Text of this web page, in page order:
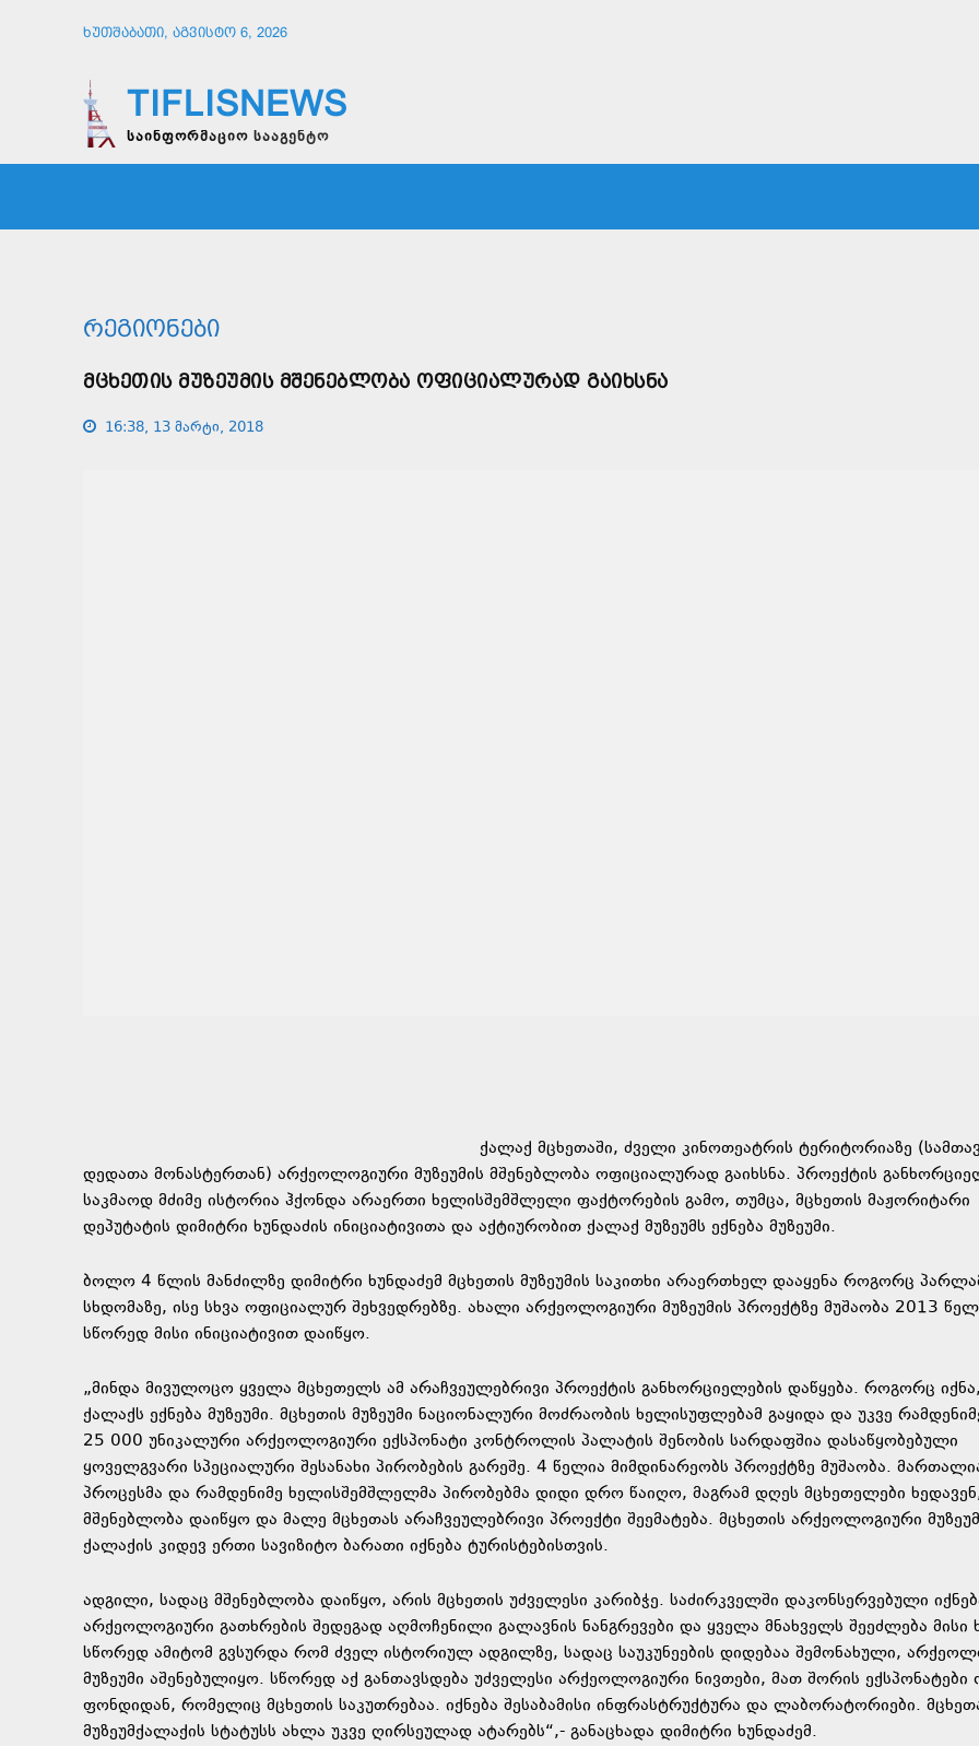
ᲮᲣᲗᲨᲐᲑᲐᲗᲘ, ᲐᲒᲕᲘᲡᲢᲝ 6, 2026
TIFLISNEWS
საინფორმაციო სააგენტო
ᲠᲔᲒᲘᲝᲜᲔᲑᲘ
ᲛᲪᲮᲔᲗᲘᲡ ᲛᲣᲖᲔᲣᲛᲘᲡ ᲛᲨᲔᲜᲔᲑᲚᲝᲑᲐ ᲝᲤᲘᲪᲘᲐᲚᲣᲠᲐᲓ ᲒᲐᲘᲮᲡᲜᲐ
16:38, 13 მარტი, 2018
ქალაქ მცხეთაში, ძველი კინოთეატრის ტერიტორიაზე
დედათა მონასტერთან) არქეოლოგიური მუზეუმის მშენებლობა ოფიციალურად გაიხსნა. პროექტის
საკმაოდ მძიმე ისტორია ჰქონდა არაერთი ხელისშემშლელი ფაქტორების გამო, თუმცა, მცხეთის მაჟორიტარი
დეპუტატის დიმიტრი ხუნდაძის ინიციატივითა და აქტიურობით ქალაქ მუზეუმს ექნება მუზეუმი.
ბოლო 4 წლის მანძილზე დიმიტრი ხუნდაძემ მცხეთის მუზეუმის საკითხი არაერთხელ დააყენა როგორც
სხდომაზე, ისე სხვა ოფიციალურ შეხვედრებზე. ახალი არქეოლოგიური მუზეუმის პროექტზე მუშაობა 2013
სწორედ მისი ინიციატივით დაიწყო.
„მინდა მივულოცო ყველა მცხეთელს ამ არაჩვეულებრივი პროექტის განხორციელების დაწყება. როგორც იქნა,
ქალაქს ექნება მუზეუმი. მცხეთის მუზეუმი ნაციონალური მოძრაობის ხელისუფლებამ გაყიდა და უკვე
25 000 უნიკალური არქეოლოგიური ექსპონატი კონტროლის პალატის შენობის სარდაფშია დასაწყობებული
ყოველგვარი სპეციალური შესანახი პირობების გარეშე. 4 წელია მიმდინარეობს პროექტზე მუშაობა.
პროცესმა და რამდენიმე ხელისშემშლელმა პირობებმა დიდი დრო წაიღო, მაგრამ დღეს მცხეთელები
მშენებლობა დაიწყო და მალე მცხეთას არაჩვეულებრივი პროექტი შეემატება. მცხეთის არქეოლოგიური
ქალაქის კიდევ ერთი სავიზიტო ბარათი იქნება ტურისტებისთვის.
ადგილი, სადაც მშენებლობა დაიწყო, არის მცხეთის უძველესი კარიბჭე. საძირკველში დაკონსერვებული
არქეოლოგიური გათხრების შედეგად აღმოჩენილი გალავნის ნანგრევები და ყველა მნახველს შეეძლება მისი
სწორედ ამიტომ გვსურდა რომ ძველ ისტორიულ ადგილზე, სადაც საუკუნეების დიდებაა შემონახული,
მუზეუმი აშენებულიყო. სწორედ აქ განთავსდება უძველესი არქეოლოგიური ნივთები, მათ შორის
ფონდიდან, რომელიც მცხეთის საკუთრებაა. იქნება შესაბამისი ინფრასტრუქტურა და ლაბორატორიები.
მუზეუმქალაქის სტატუსს ახლა უკვე ღირსეულად ატარებს“,- განაცხადა დიმიტრი ხუნდაძემ.